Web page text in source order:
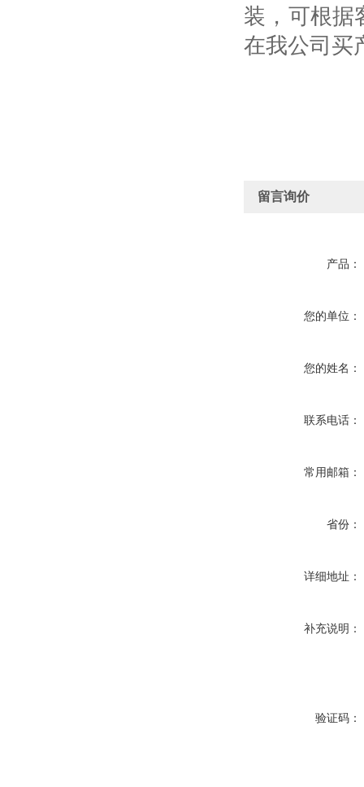
装，可根据
在我公司买
留言询价
产品：
您的单位：
您的姓名：
联系电话：
常用邮箱：
省份：
详细地址：
补充说明：
验证码：